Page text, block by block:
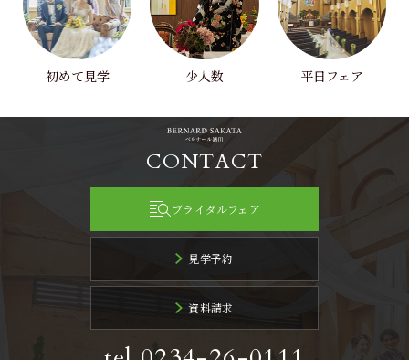
初めて見学 少人数 平日フェア
CONTACT
ブライダルフェア
見学予約
資料請求